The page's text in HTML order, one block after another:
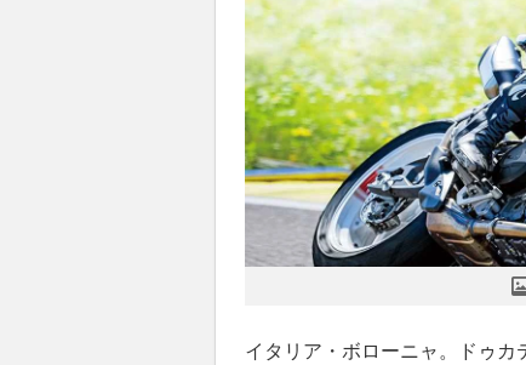
イタリア・ボローニャ。ドゥカ